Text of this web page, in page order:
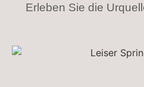
Erleben Sie die